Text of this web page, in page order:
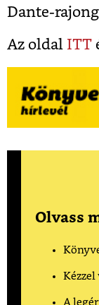
Dante-
Az oldal ITT
Olvass
A